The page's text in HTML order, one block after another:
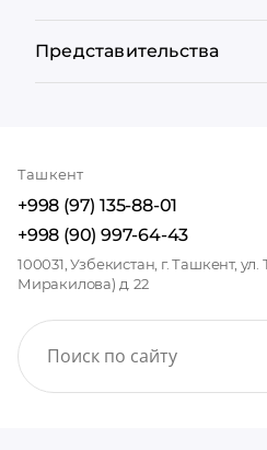
Представительства
Ташкент
+998 (97) 135-88-01
+998 (90) 997-64-43
100031, Узбекистан, г. Ташкент,
Миракилова) д. 22